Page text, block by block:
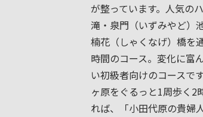
が整っています。人気の
滝・泉門（いずみやど）
楠花（しゃくなげ）橋を
時間のコース。変化に富
い初級者向けのコースで
ヶ原をぐるっと1周歩く2
れば、「小田代原の貴婦